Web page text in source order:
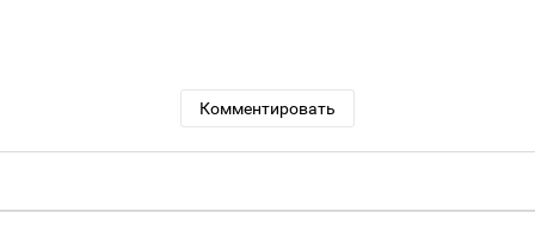
Комментировать